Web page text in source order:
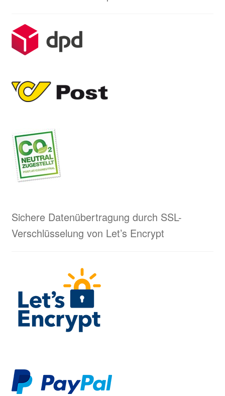
Sichere Datenübertragung durch SSL-
Verschlüsselung von Let’s Encrypt